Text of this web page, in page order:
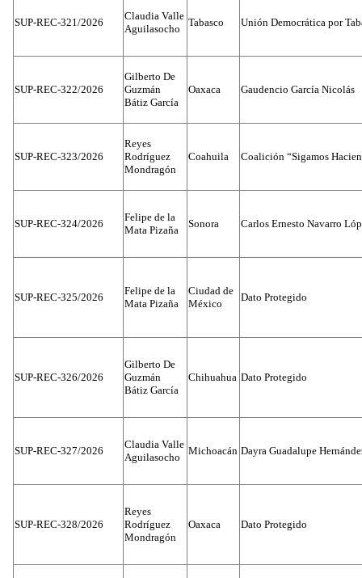
SUP-REC-321/2026
Claudia Valle
Aguilasocho
Tabasco Unión Democrática por
SUP-REC-322/2026
Gilberto De
Guzmán
Bátiz García
Oaxaca Gaudencio García Nicolás
SUP-REC-323/2026
Reyes
Rodríguez
Mondragón
Coahuila Coalición “Sigamos
SUP-REC-324/2026
Felipe de la
Mata Pizaña
Sonora Carlos Ernesto Navarro
SUP-REC-325/2026
Felipe de la
Mata Pizaña
Ciudad de
México
Dato Protegido
SUP-REC-326/2026
Gilberto De
Guzmán
Bátiz García
Chihuahua Dato Protegido
SUP-REC-327/2026
Claudia Valle
Aguilasocho
Michoacán Dayra Guadalupe
SUP-REC-328/2026
Reyes
Rodríguez
Mondragón
Oaxaca Dato Protegido